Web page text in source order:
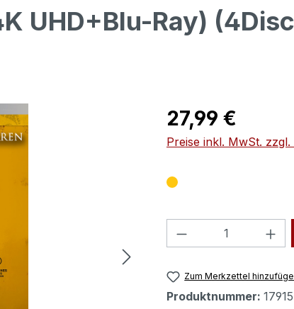
UHD+Blu-Ray)
Regulärer Preis:
27,99 €
Preise inkl. MwSt.
Produkt
Zum Merkzettel
Produktnummer: 17915